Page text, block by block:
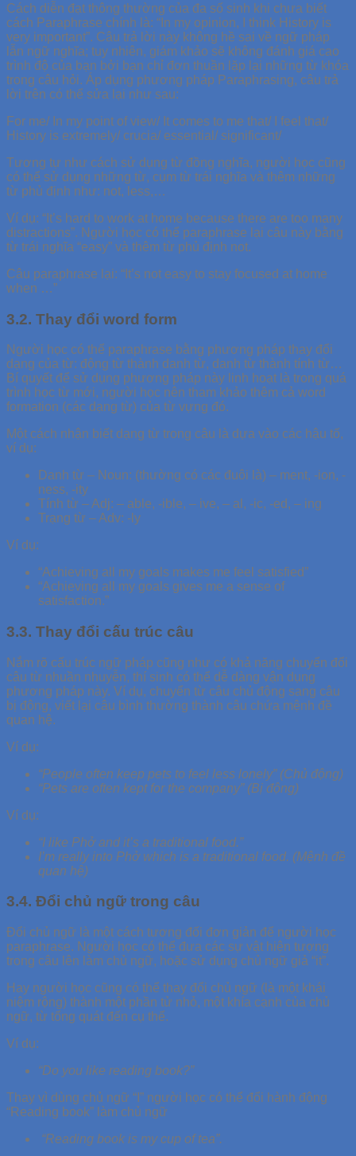
Cách diễn đạt thông thường của đa số sinh khi chưa biết
cách Paraphrase chính là: “In my opinion, I think History is
very important”. Câu trả lời này không hề sai về ngữ pháp
lẫn ngữ nghĩa; tuy nhiên, giám khảo sẽ không đánh giá cao
trình độ của bạn bởi bạn chỉ đơn thuần lặp lại những từ khóa
trong câu hỏi. Áp dụng phương pháp Paraphrasing, câu trả
lời trên có thể sửa lại như sau:
For me/ In my point of view/ It comes to me that/ I feel that/
History is extremely/ crucia/ essential/ significant/
Tương tự như cách sử dụng từ đồng nghĩa, người học cũng
có thể sử dụng những từ, cụm từ trái nghĩa và thêm những
từ phủ định như: not, less,…
Ví dụ: “It’s hard to work at home because there are too many
distractions”. Người học có thể paraphrase lại câu này bằng
từ trái nghĩa “easy” và thêm từ phủ định not.
Câu paraphrase lại: “It’s not easy to stay focused at home
when …”
3.2. Thay đổi word form
Người học có thể paraphrase bằng phương pháp thay đổi
dạng của từ: động từ thành danh từ, danh từ thành tính từ…
Bí quyết để sử dụng phương pháp này linh hoạt là trong quá
trình học từ mới, người học nên tham khảo thêm cả word
formation (các dạng từ) của từ vựng đó.
Một cách nhận biết dạng từ trong câu là dựa vào các hậu tố,
ví dụ:
Danh từ – Noun: (thường có các đuôi là) – ment, -ion, -
ness, -ity
Tính từ – Adj: – able, -ible, – ive, – al, -ic, -ed, – ing
Trạng từ – Adv: -ly
Ví dụ:
“Achieving all my goals makes me feel satisfied”
“Achieving all my goals gives me a sense of
satisfaction.”
3.3. Thay đổi cấu trúc câu
Nắm rõ cấu trúc ngữ pháp cũng như có khả năng chuyển đổi
câu từ nhuần nhuyễn, thí sinh có thể dễ dàng vận dụng
phương pháp này. Ví dụ, chuyển từ câu chủ động sang câu
bị động, viết lại câu bình thường thành câu chứa mệnh đề
quan hệ.
Ví dụ:
“People often keep pets to feel less lonely” (Chủ động)
“Pets are often kept for the company” (Bị động)
Ví dụ:
“I like Phở and it’s a traditional food.”
I’m really into Phở which is a traditional food. (Mệnh đề
quan hệ)
3.4. Đổi chủ ngữ trong câu
Đổi chủ ngữ là một cách tương đối đơn giản để người học
paraphrase. Người học có thể đưa các sự vật hiện tượng
trong câu lên làm chủ ngữ, hoặc sử dụng chủ ngữ giả “it”.
Hay người học cũng có thể thay đổi chủ ngữ (là một khái
niệm rộng) thành một phần tử nhỏ, một khía cạnh của chủ
ngữ, từ tổng quát đến cụ thể.
Ví dụ:
“Do you like reading book?”
Thay vì dùng chủ ngữ “I” người học có thể đổi hành động
“Reading book” làm chủ ngữ
“Reading book is my cup of tea”.